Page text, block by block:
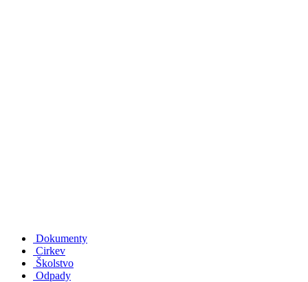
Dokumenty
Cirkev
Školstvo
Odpady